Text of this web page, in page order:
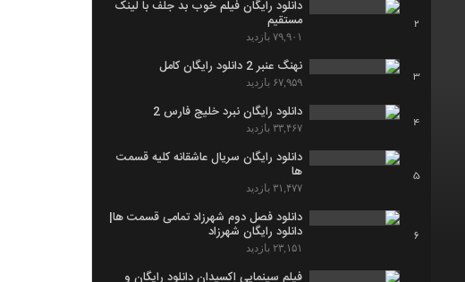
2
دانلود رایگان فیلم خوب بد جلف با لینک
مستقیم
۷۹,۹۰۱ بازدید
3
نهنگ عنبر 2 دانلود رایگان کامل
۶۷,۹۵۹ بازدید
4
دانلود رایگان نبرد خلیج فارس 2
۳۳,۴۶۷ بازدید
5
دانلود رایگان سریال عاشقانه کلیه قسمت
ها
۳۱,۴۷۷ بازدید
6
دانلود فصل دوم شهرزاد تمامی قسمت ها|
دانلود رایگان شهرزاد
۲۳,۱۵۱ بازدید
فیلم سینمایی اکسیدان دانلود رایگان و